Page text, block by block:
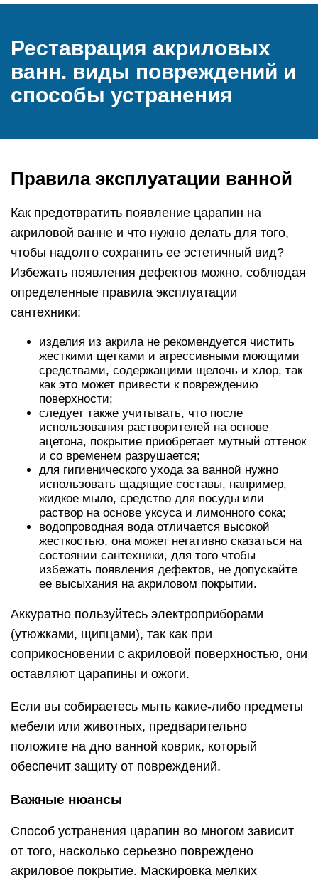
Реставрация акриловых
ванн. виды повреждений и
способы устранения
Правила эксплуатации ванной
Как предотвратить появление царапин на
акриловой ванне и что нужно делать для того,
чтобы надолго сохранить ее эстетичный вид?
Избежать появления дефектов можно, соблюдая
определенные правила эксплуатации
сантехники:
изделия из акрила не рекомендуется чистить
жесткими щетками и агрессивными моющими
средствами, содержащими щелочь и хлор, так
как это может привести к повреждению
поверхности;
следует также учитывать, что после
использования растворителей на основе
ацетона, покрытие приобретает мутный оттенок
и со временем разрушается;
для гигиенического ухода за ванной нужно
использовать щадящие составы, например,
жидкое мыло, средство для посуды или
раствор на основе уксуса и лимонного сока;
водопроводная вода отличается высокой
жесткостью, она может негативно сказаться на
состоянии сантехники, для того чтобы
избежать появления дефектов, не допускайте
ее высыхания на акриловом покрытии.
Аккуратно пользуйтесь электроприборами
(утюжками, щипцами), так как при
соприкосновении с акриловой поверхностью, они
оставляют царапины и ожоги.
Если вы собираетесь мыть какие-либо предметы
мебели или животных, предварительно
положите на дно ванной коврик, который
обеспечит защиту от повреждений.
Важные нюансы
Способ устранения царапин во многом зависит
от того, насколько серьезно повреждено
акриловое покрытие. Маскировка мелких